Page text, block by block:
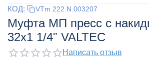
КОД: VTm.222.N.003207
Муфта МП пресс с
32x1 1/4" VALTEC
Написать отзыв